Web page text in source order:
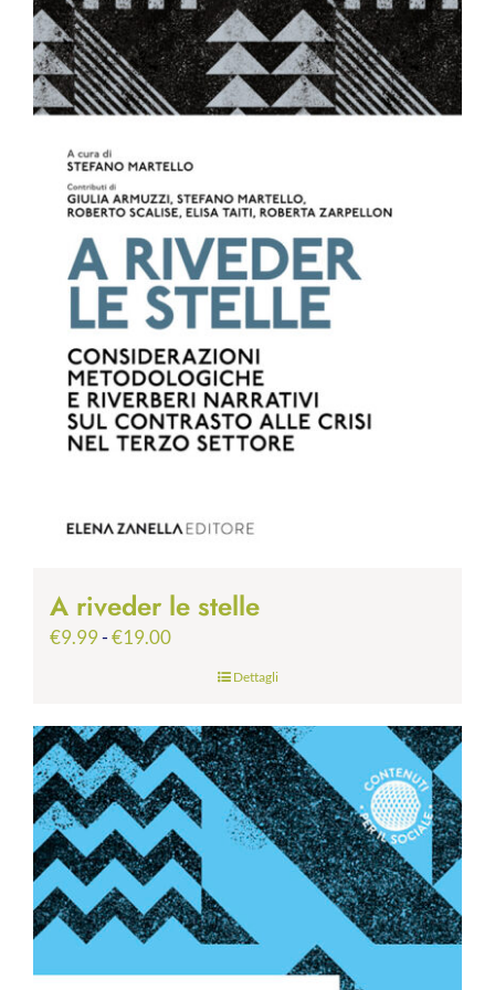
A riveder le stelle
€9.99-€19.00Fascia
€9.99
a
€19.00
Dettagli